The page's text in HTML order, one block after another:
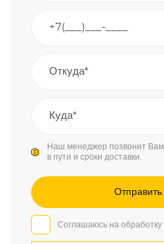
Наш менеджер позвонит
в пути и сроки доставки.
Соглашаюсь на